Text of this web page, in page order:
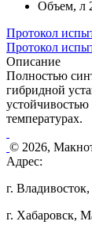
Объем, л
Протокол
Протокол
Описание
Полностью
гибридной
температурах.
© 2026,
Адрес:
г.
г. Хабаровск,